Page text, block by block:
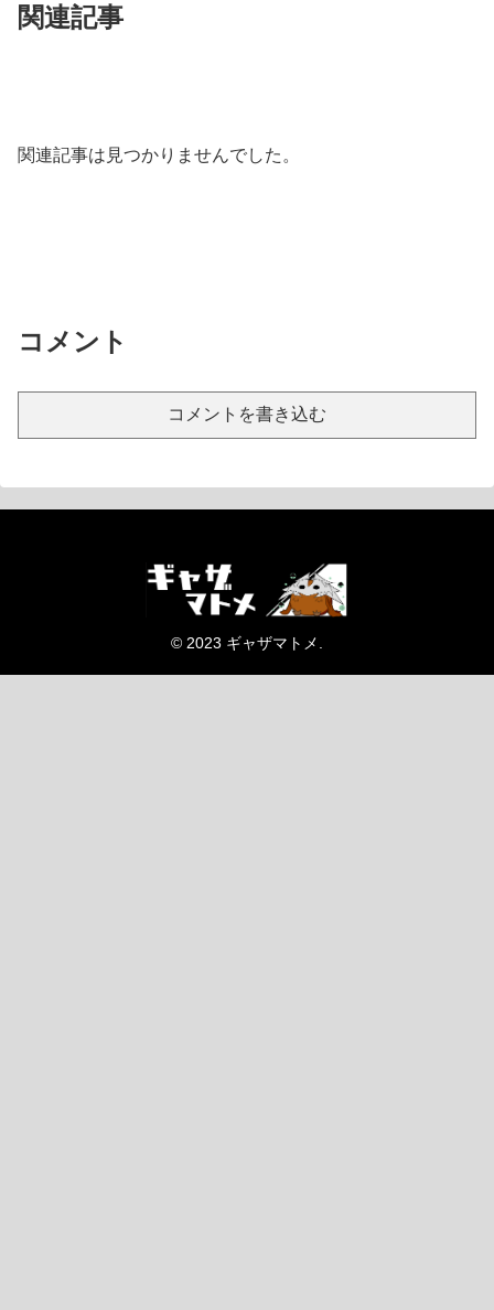
関連記事
関連記事は見つかりませんでした。
コメント
コメントを書き込む
© 2023 ギャザマトメ.